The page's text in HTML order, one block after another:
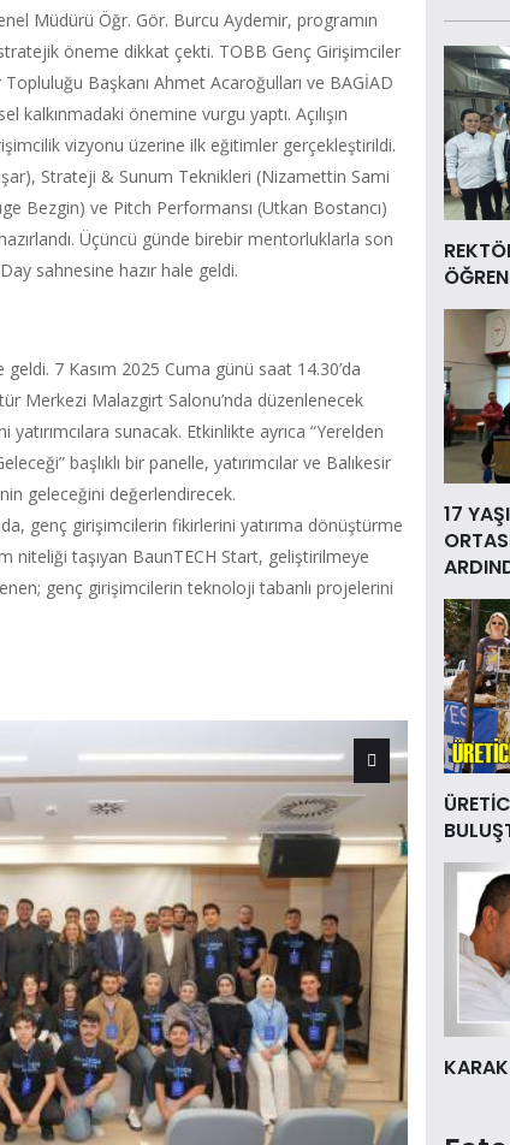
Müdürü Öğr. Gör. Burcu Aydemir, programın
öneme dikkat çekti. TOBB Genç Girişimciler
Başkanı Ahmet Acaroğulları ve BAGİAD
önemine vurgu yaptı. Açılışın
vizyonu üzerine ilk eğitimler gerçekleştirildi.
Strateji & Sunum Teknikleri (Nizamettin Sami
Bezgin) ve Pitch Performansı (Utkan Bostancı)
Üçüncü günde birebir mentorluklarla son
sahnesine hazır hale geldi.
7 Kasım 2025 Cuma günü saat 14.30’da
Merkezi Malazgirt Salonu’nda düzenlenecek
sunacak. Etkinlikte ayrıca “Yerelden
başlıklı bir panelle, yatırımcılar ve Balıkesir
geleceğini değerlendirecek.
genç girişimcilerin fikirlerini yatırıma dönüştürme
niteliği taşıyan BaunTECH Start, geliştirilmeye
genç girişimcilerin teknoloji tabanlı projelerini
17